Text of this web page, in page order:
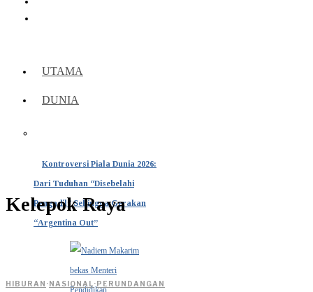
UTAMA
DUNIA
Kontroversi Piala Dunia 2026:
Dari Tuduhan “Disebelahi
Pengadil” Sehingga Gerakan
“Argentina Out”
Kelepok Raya
HIBURAN · NASIONAL· PERUNDANGAN